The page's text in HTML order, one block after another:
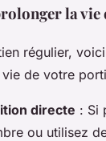
la vie
régulier,
de votre
directe : Si
ou utilisez